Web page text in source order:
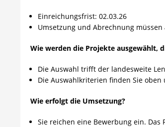
Einreichungsfrist: 02.03.26
Umsetzung und Abrechnung
Wie werden die Projekte ausgewählt,
Die Auswahl trifft der landesweite
Die Auswahlkriterien finden Sie
Wie erfolgt die Umsetzung?
Sie reichen eine Bewerbung ein.